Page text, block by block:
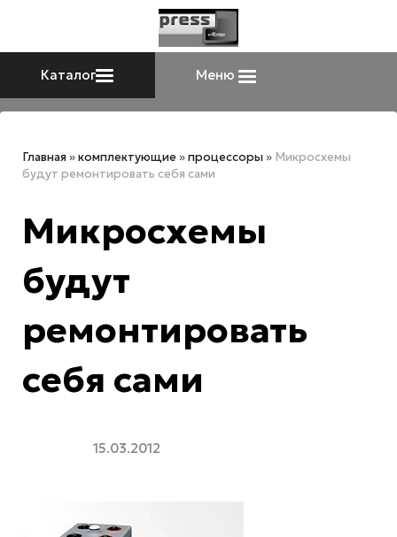
Каталог Меню
Главная »комплектующие »процессоры » Микросхемы
будут ремонтировать себя сами
Микросхемы
будут
ремонтировать
себя сами
15.03.2012